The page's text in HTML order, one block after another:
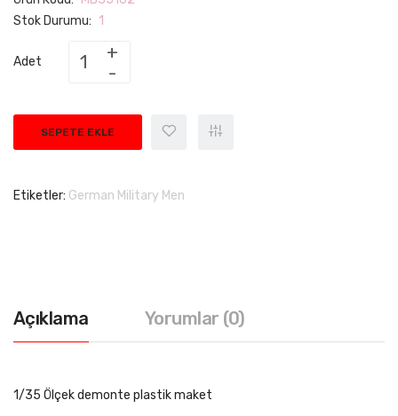
Stok Durumu: 1
Adet
SEPETE EKLE
Etiketler: German Military Men
Açıklama Yorumlar (0)
1/35 Ölçek demonte plastik maket